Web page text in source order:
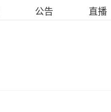
公告 直播